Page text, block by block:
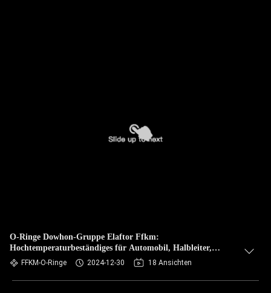
O-Ringe Dowhon-Gruppe Elaftor Ffkm:
Hochtemperaturbeständiges für Automobil, Halbleiter,
Luftfahrtindustrie
FFKM-O-Ringe 2024-12-30 18 Ansichten